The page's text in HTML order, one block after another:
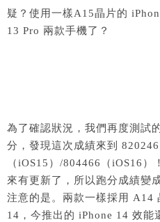
疑？使用一樣A15晶片的
13 Pro 兩款手機了？
為了確認狀況，我們再度測試
分，發現這次成績來到 820246
（iOS15）/804466（iOS16
來有更新了，所以跑分成績變
注意的是。兩款一樣採用 A14
14，今推出的 iPhone 14 效能